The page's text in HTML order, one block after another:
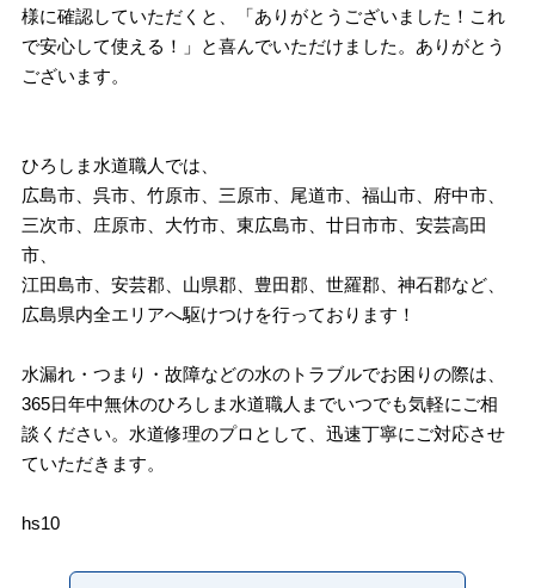
様に確認していただくと、「ありがとうございました！これ
で安心して使える！」と喜んでいただけました。ありがとう
ございます。
ひろしま水道職人では、
広島市、呉市、竹原市、三原市、尾道市、福山市、府中市、
三次市、庄原市、大竹市、東広島市、廿日市市、安芸高田
市、
江田島市、安芸郡、山県郡、豊田郡、世羅郡、神石郡など、
広島県内全エリアへ駆けつけを行っております！
水漏れ・つまり・故障などの水のトラブルでお困りの際は、
365日年中無休のひろしま水道職人までいつでも気軽にご相
談ください。水道修理のプロとして、迅速丁寧にご対応させ
ていただきます。
hs10